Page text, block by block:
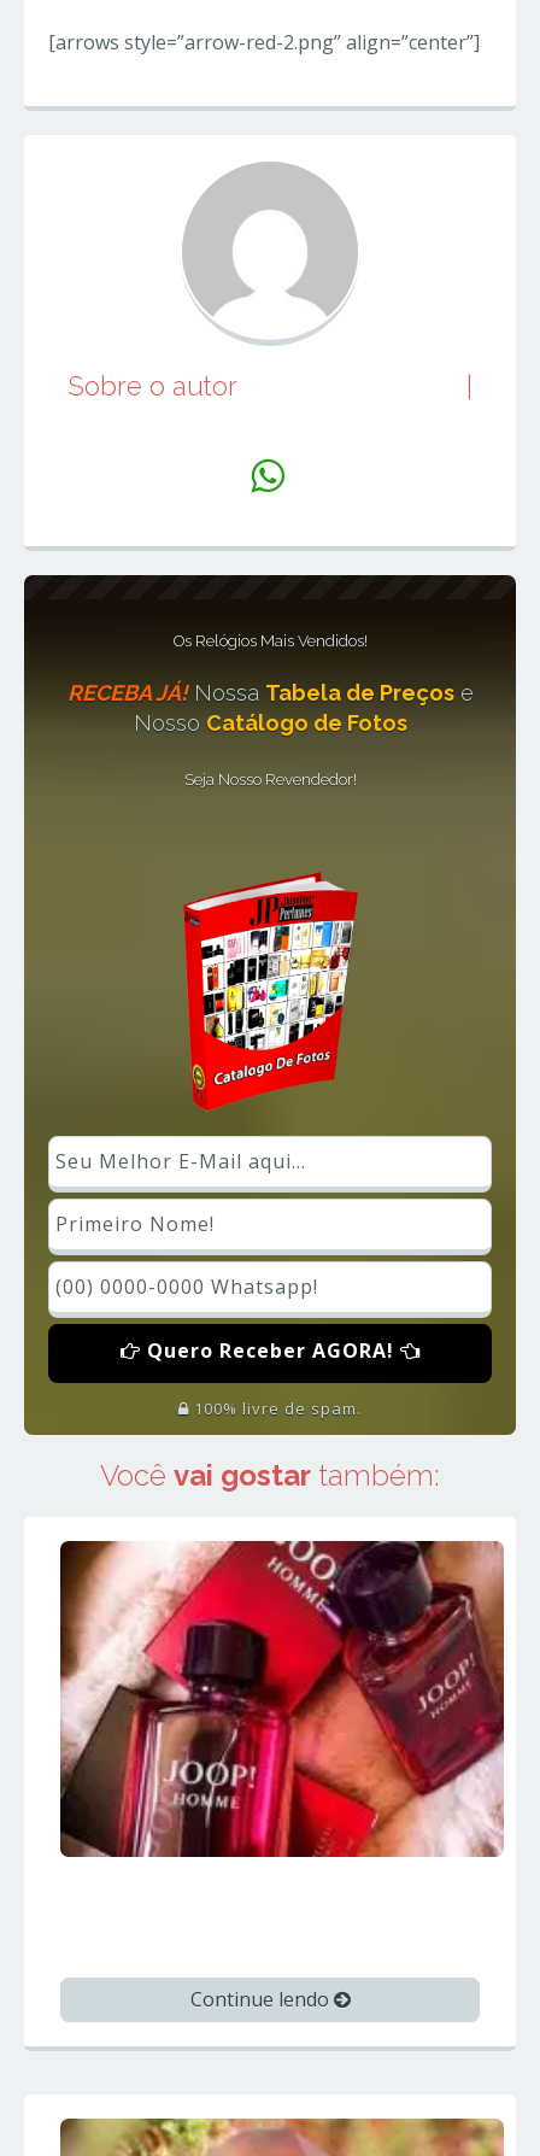
[arrows style=”arrow-red-2.png” align=”center”]
Sobre o autor
|
Os Relógios Mais Vendidos!
RECEBA JÁ!Nossa Tabela de Preçose
Nosso Catálogo de Fotos
Seja Nosso Revendedor!
Quero Receber AGORA!
100% livre de spam.
Você vai gostar também:
Continue lendo